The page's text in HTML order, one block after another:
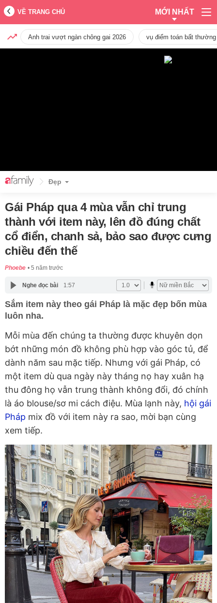
VỀ TRANG CHỦ MỚI NHẤT
Anh trai vượt ngàn chông gai 2026 vụ điểm toán bất
Đẹp
Gái Pháp qua 4 mùa vẫn chỉ trung
thành với item này, lên đồ đúng chất
cổ điển, chanh sả, bảo sao được cưng
chiều đến thế
Phoebe 5 năm trước
Nghe đọc bài 1:57
Sắm item này theo gái Pháp là mặc đẹp bốn mùa
luôn nha.
Mỗi mùa đến chúng ta thường được khuyên dọn
bớt những món đồ không phù hợp vào góc tủ, để
dành năm sau mặc tiếp. Nhưng với gái Pháp, có
một item dù qua ngày này tháng nọ hay xuân hạ
thu đông họ vẫn trung thành không đổi, đó chính
là áo blouse/sơ mi cách điệu. Mùa lạnh này, hội gái
Pháp mix đồ với item này ra sao, mời bạn cùng
xem tiếp.